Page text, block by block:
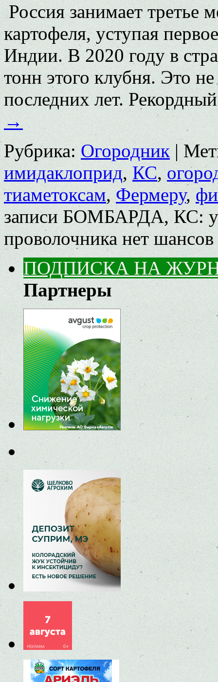
Россия занимает третье
картофеля, уступая
Индии. В 2020 году в
тонн этого клубня. Это
последних лет.
→
Рубрика: Огородник |
имидаклоприд,КС,
тиаметоксам,Фермеру,
записи БОМБАРДА, КС: у
проволочника нет шансов
ПОДПИСКА НА
Партнеры